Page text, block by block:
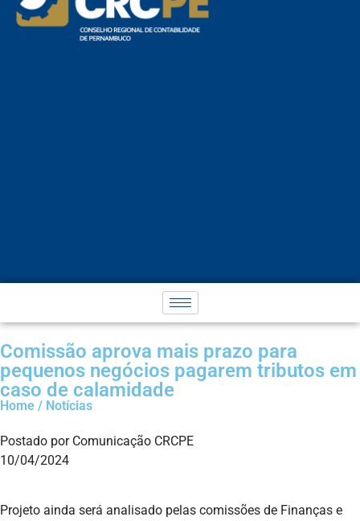
Comissão aprova mais prazo para
pequenos negócios pagarem tributos em
caso de calamidade
Home / Notícias
Postado por Comunicação CRCPE
10/04/2024
Projeto ainda será analisado pelas comissões de Finanças e